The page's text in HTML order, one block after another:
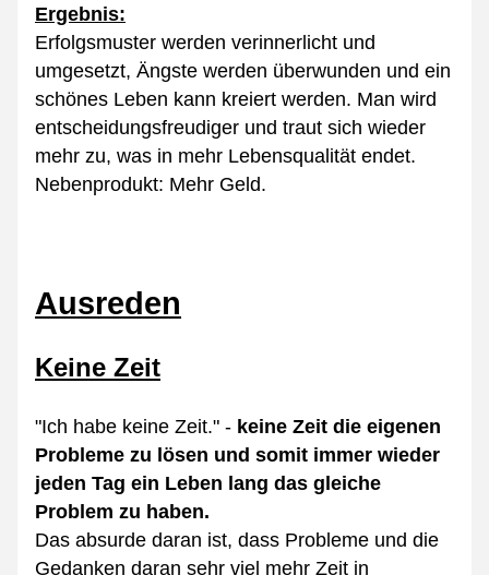
Ergebnis:
Erfolgsmuster werden verinnerlicht und
umgesetzt, Ängste werden überwunden und ein
schönes Leben kann kreiert werden. Man wird
entscheidungsfreudiger und traut sich wieder
mehr zu, was in mehr Lebensqualität endet.
Nebenprodukt: Mehr Geld.
Ausreden
Keine Zeit
"Ich habe keine Zeit." - keine Zeit die eigenen
Probleme zu lösen und somit immer wieder
jeden Tag ein Leben lang das gleiche
Problem zu haben.
Das absurde daran ist, dass Probleme und die
Gedanken daran sehr viel mehr Zeit in